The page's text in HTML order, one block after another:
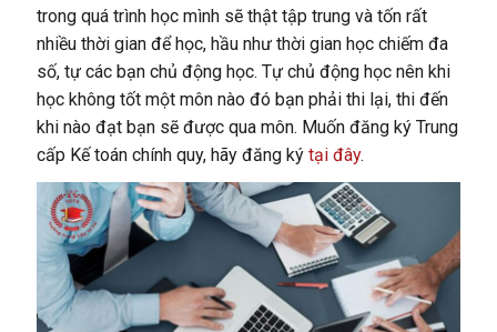
trong quá trình học mình sẽ thật tập trung và tốn rất
nhiều thời gian để học, hầu như thời gian học chiếm đa
số, tự các bạn chủ động học. Tự chủ động học nên khi
học không tốt một môn nào đó bạn phải thi lại, thi đến
khi nào đạt bạn sẽ được qua môn. Muốn đăng ký Trung
cấp Kế toán chính quy, hãy đăng ký tại đây.